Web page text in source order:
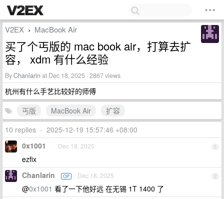
V2EX › MacBook Air
买了个丐版的 mac book air，打算去扩
容， xdm 有什么经验
ByChanlarin at Dec 18, 2025 · 2867 views
杭州有什么手艺比较好的师傅
丐版
MacBook Air
扩容
10 replies • 2025-12-19 15:57:46 +08:00
1
0x1001 Dec 18, 2025
ezfix
2
Chanlarin OP Dec 18, 2025
@0x1001 看了一下他好远 在无锡 1T 1400 了